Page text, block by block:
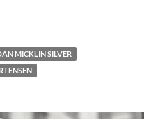
2020
MICKLIN SILVER